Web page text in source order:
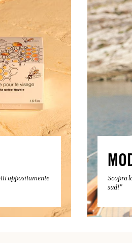
appositamente
Scopra
sud!"